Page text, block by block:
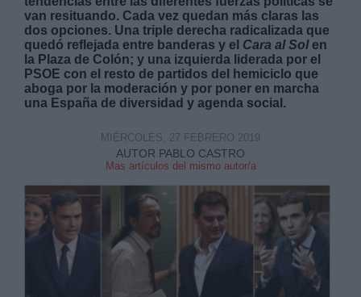
van resituando. Cada vez quedan más claras las
dos opciones. Una triple derecha radicalizada que
quedó reflejada entre banderas y el Cara al Solen
la Plaza de Colón; y una izquierda liderada por el
PSOE con el resto de partidos del hemiciclo que
aboga por la moderación y por poner en marcha
una España de diversidad y agenda social.
AUTOR PABLO CASTRO
Mas artículos del mismo autor/a
MIÉRCOLES, 27 FEBRERO 2019